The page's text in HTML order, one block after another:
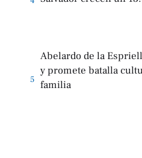
5
Abelardo de la
y promete batalla
familia